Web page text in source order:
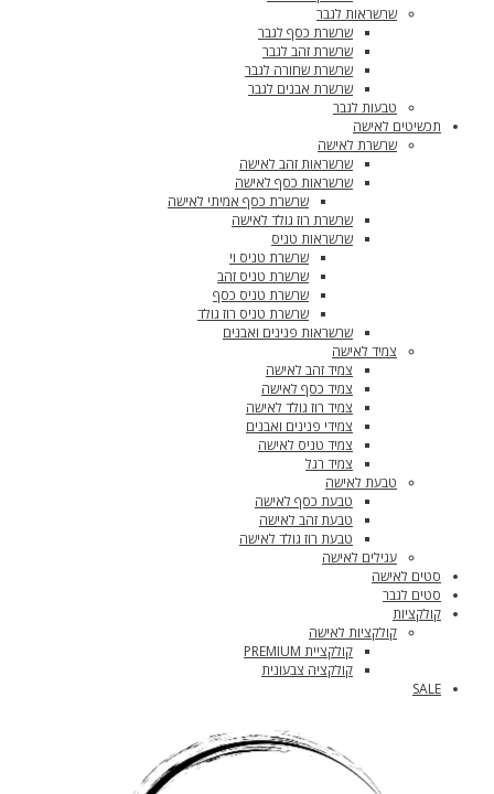
שרשראות לגבר
שרשרת כסף לגבר
שרשרת זהב לגבר
שרשרת שחורה לגבר
שרשרת אבנים לגבר
טבעות לגבר
תכשיטים לאישה
שרשרת לאישה
שרשראות זהב לאישה
שרשראות כסף לאישה
שרשרת כסף אמיתי לאישה
שרשרת רוז גולד לאישה
שרשראות טניס
שרשרת טניס וי
שרשרת טניס זהב
שרשרת טניס כסף
שרשרת טניס רוז גולד
שרשראות פנינים ואבנים
צמיד לאישה
צמיד זהב לאישה
צמיד כסף לאישה
צמיד רוז גולד לאישה
צמידי פנינים ואבנים
צמיד טניס לאישה
צמיד רגל
טבעת לאישה
טבעת כסף לאישה
טבעת זהב לאישה
טבעת רוז גולד לאישה
עגילים לאישה
סטים לאישה
סטים לגבר
קולקציות
קולקציות לאישה
קולקציית PREMIUM
קולקציה צבעונית
SALE